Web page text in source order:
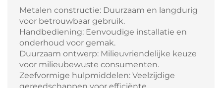
Metalen constructie: Duurzaam en langdurig
voor betrouwbaar gebruik.
Handbediening: Eenvoudige installatie en
onderhoud voor gemak.
Duurzaam ontwerp: Milieuvriendelijke keuze
voor milieubewuste consumenten.
Zeefvormige hulpmiddelen: Veelzijdige
gereedschappen voor efficiënte